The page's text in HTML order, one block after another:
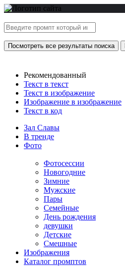
Посмотреть все результаты поиска
Рекомендованный
Текст в текст
Текст в изображение
Изображение в изображение
Текст в код
Зал Славы
В тренде
Фото
Фотосессии
Новогодние
Зимние
Мужские
Пары
Семейные
День рождения
девушки
Детские
Смешные
Изображения
Каталог промптов